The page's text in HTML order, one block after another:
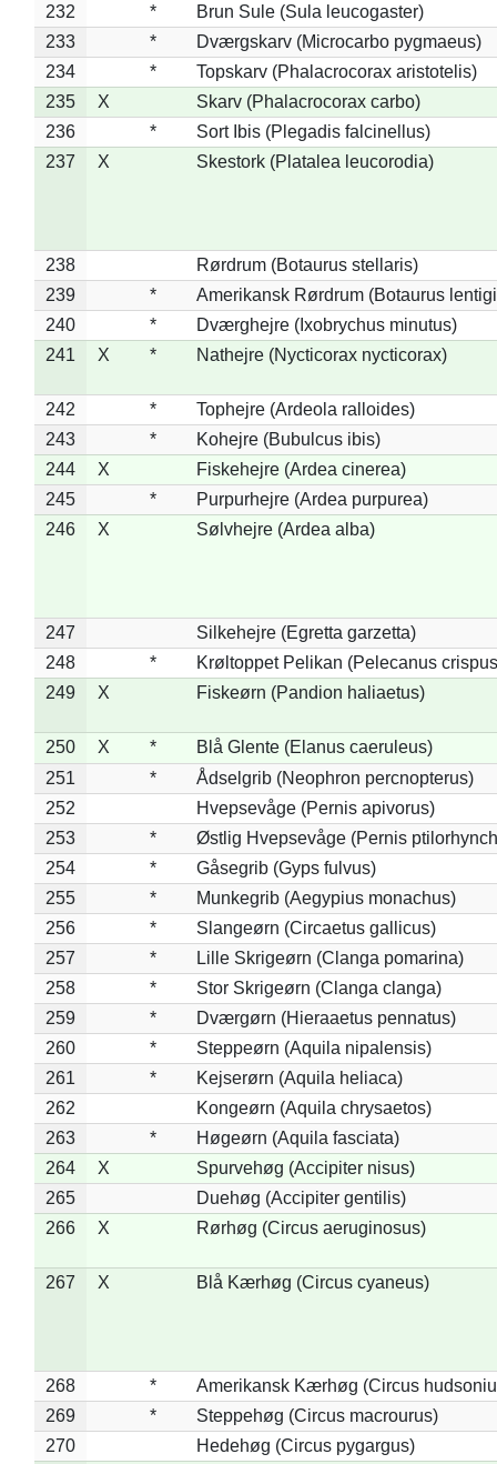
232
*
Brun Sule (Sula leucogaster)
233
*
Dværgskarv (Microcarbo pygmaeus)
234
*
Topskarv (Phalacrocorax aristotelis)
235
X
Skarv (Phalacrocorax carbo)
236
*
Sort Ibis (Plegadis falcinellus)
237
X Skestork (Platalea leucorodia)
238
Rørdrum (Botaurus stellaris)
239
*
Amerikansk Rørdrum (Botaurus
240
*
Dværghejre (Ixobrychus minutus)
241
X * Nathejre (Nycticorax nycticorax)
242 *
Tophejre (Ardeola ralloides)
243
*
Kohejre (Bubulcus ibis)
244
X
Fiskehejre (Ardea cinerea)
245
*
Purpurhejre (Ardea purpurea)
246
X Sølvhejre (Ardea alba)
247
Silkehejre (Egretta garzetta)
248
*
Krøltoppet Pelikan (Pelecanus
249
X Fiskeørn (Pandion haliaetus)
250 X *
Blå Glente (Elanus caeruleus)
251
*
Ådselgrib (Neophron percnopterus)
252
Hvepsevåge (Pernis apivorus)
253
*
Østlig Hvepsevåge (Pernis
254
*
Gåsegrib (Gyps fulvus)
255
*
Munkegrib (Aegypius monachus)
256
*
Slangeørn (Circaetus gallicus)
257
*
Lille Skrigeørn (Clanga pomarina)
258
*
Stor Skrigeørn (Clanga clanga)
259
*
Dværgørn (Hieraaetus pennatus)
260
*
Steppeørn (Aquila nipalensis)
261
*
Kejserørn (Aquila heliaca)
262
Kongeørn (Aquila chrysaetos)
263
*
Høgeørn (Aquila fasciata)
264
X
Spurvehøg (Accipiter nisus)
265
Duehøg (Accipiter gentilis)
266
X Rørhøg (Circus aeruginosus)
267 X Blå Kærhøg (Circus cyaneus)
268 *
Amerikansk Kærhøg (Circus
269
*
Steppehøg (Circus macrourus)
270
Hedehøg (Circus pygargus)